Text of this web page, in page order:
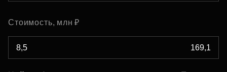
Стоимость, млн ₽